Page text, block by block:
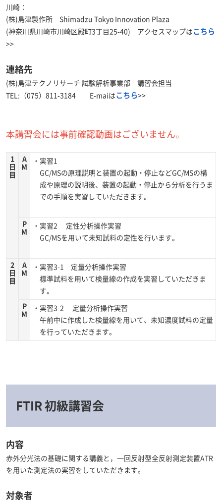
川崎：
(株)島津製作所 Shimadzu Tokyo Innovation Plaza
(神奈川県川崎市川崎区殿町3丁目25-40) アクセスマップは こちら
>>
連絡先
(株)島津テクノリサーチ 試験解析事業部 講習会担当
TEL:（075）811-3184 E-maiは こちら>>
本講習会には事前確認動画はございません。
1
日
目
A
M
・実習1
GC/MSの原理説明と装置の起動・停止などGC/MSの構
成や原理の説明後、装置の起動・停止から分析を行うま
での手順を実習していただきます。
P
M
・実習2 定性分析操作実習
GC/MSを用いて未知試料の定性を行います。
2
日
目
A
M
・実習3-1 定量分析操作実習
標準試料を用いて検量線の作成を実習していただきま
す。
P
M
・実習3-2 定量分析操作実習
午前中に作成した検量線を用いて、未知濃度試料の定量
を行っていただきます。
FTIR 初級講習会
内容
赤外分光法の基礎に関する講義と，一回反射型全反射測定装置ATR
を用いた測定法の実習をしていただきます。
対象者